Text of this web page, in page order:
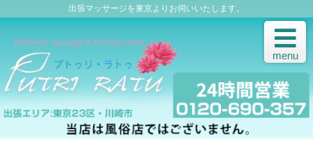
menu
出張マッサージを東京よりお伺いいたします。